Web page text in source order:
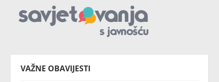
VAŽNE OBAVIJESTI